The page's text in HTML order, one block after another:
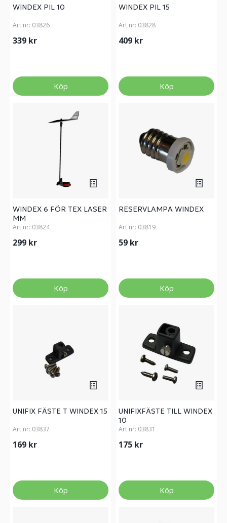
WINDEX PIL 10
Art nr: 03826
339 kr
Köp
WINDEX PIL 15
Art nr: 03828
409 kr
Köp
WINDEX 6 FÖR TEX LASER
MM
Art nr: 03824
299 kr
Köp
RESERVLAMPA WINDEX
Art nr: 03819
59 kr
Köp
UNIFIX FÄSTE T WINDEX 15
Art nr: 03837
169 kr
Köp
UNIFIXFÄSTE TILL WINDEX
10
Art nr: 03831
175 kr
Köp